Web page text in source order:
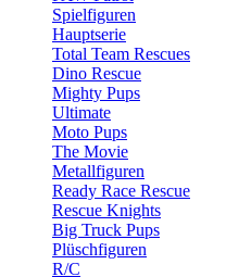
Spielfiguren
Hauptserie
Total Team Rescues
Dino Rescue
Mighty Pups
Ultimate
Moto Pups
The Movie
Metallfiguren
Ready Race Rescue
Rescue Knights
Big Truck Pups
Plüschfiguren
R/C